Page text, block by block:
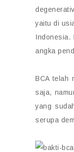
yaitu di
Indonesia.
angka
BCA telah
saja,
yang
serupa